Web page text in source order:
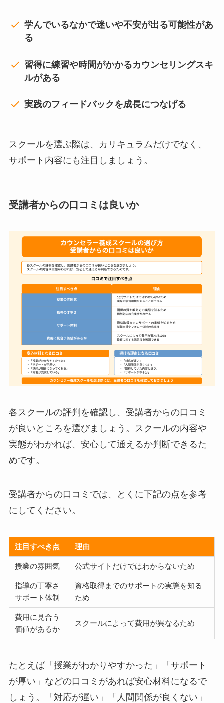
学んでいるなかで迷いや不安が出る可能性があ
る
習得に練習や時間がかかるカウンセリングスキ
ルがある
実践のフィードバックを成長につなげる
スクールを選ぶ際は、カリキュラムだけでなく、
サポート内容にも注目しましょう。
受講者からの口コミは良いか
各スクールの評判を確認し、受講者からの口コミ
が良いところを選びましょう。スクールの内容や
実態がわかれば、安心して通えるか判断できるた
めです。
受講者からの口コミでは、とくに下記の点を参考
にしてください。
注目すべき点 理由
授業の雰囲気 公式サイトだけではわからないため
指導の丁寧さ
サポート体制
資格取得までのサポートの実態を知る
ため
費用に見合う
価値があるか
スクールによって費用が異なるため
たとえば「授業がわかりやすかった」「サポート
が厚い」などの口コミがあれば安心材料になるで
しょう。「対応が遅い」「人間関係が良くない」